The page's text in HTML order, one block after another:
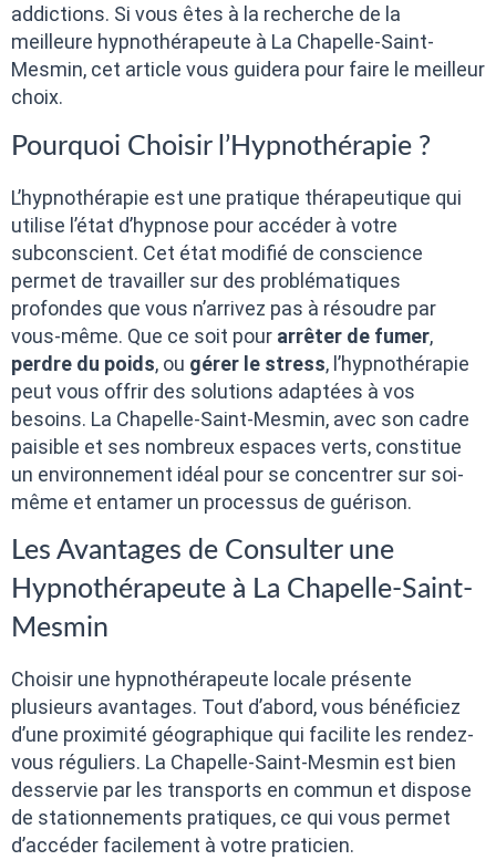
addictions. Si vous êtes à la recherche de la
meilleure hypnothérapeute à La Chapelle-Saint-
Mesmin, cet article vous guidera pour faire le meilleur
choix.
Pourquoi Choisir l’Hypnothérapie ?
L’hypnothérapie est une pratique thérapeutique qui
utilise l’état d’hypnose pour accéder à votre
subconscient. Cet état modifié de conscience
permet de travailler sur des problématiques
profondes que vous n’arrivez pas à résoudre par
vous-même. Que ce soit pour arrêter de fumer,
perdre du poids, ou gérer le stress, l’hypnothérapie
peut vous offrir des solutions adaptées à vos
besoins. La Chapelle-Saint-Mesmin, avec son cadre
paisible et ses nombreux espaces verts, constitue
un environnement idéal pour se concentrer sur soi-
même et entamer un processus de guérison.
Les Avantages de Consulter une
Hypnothérapeute à La Chapelle-Saint-
Mesmin
Choisir une hypnothérapeute locale présente
plusieurs avantages. Tout d’abord, vous bénéficiez
d’une proximité géographique qui facilite les rendez-
vous réguliers. La Chapelle-Saint-Mesmin est bien
desservie par les transports en commun et dispose
de stationnements pratiques, ce qui vous permet
d’accéder facilement à votre praticien.